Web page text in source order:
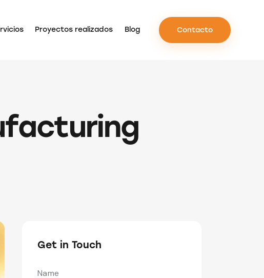
Proyectos realizados Blog Contacto
Get in Touch